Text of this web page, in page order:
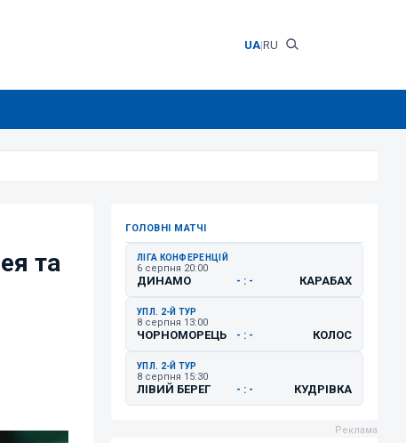
UA|RU
та
ГОЛОВНІ МАТЧІ
ЛІГА КОНФЕРЕНЦІЙ
6 серпня 20:00
ДИНАМО - : - КАРАБАХ
УПЛ. 2-Й ТУР
8 серпня 13:00
ЧОРНОМОРЕЦЬ - : - КОЛОС
УПЛ. 2-Й ТУР
8 серпня 15:30
ЛІВИЙ БЕРЕГ - : - КУДРІВКА